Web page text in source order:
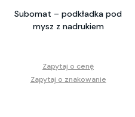
Subomat – podkładka pod
mysz z nadrukiem
Zapytaj o cenę
Zapytaj o znakowanie